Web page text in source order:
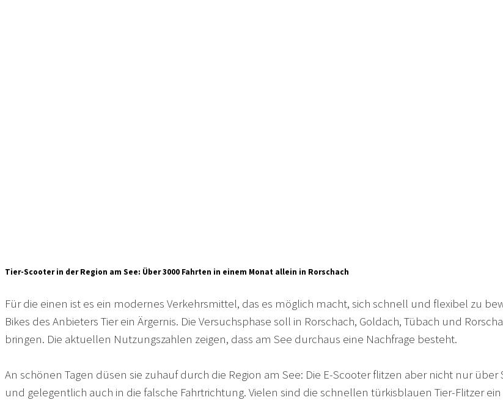
Tier-Scooter in der Region am See: Über 3000 Fahrten in einem Monat allein in Rorschach
Für die einen ist es ein modernes Verkehrsmittel, das es möglich macht, sich schnell und flexibel zu
Bikes des Anbieters Tier ein Ärgernis. Die Versuchsphase soll in Rorschach, Goldach, Tübach und
bringen. Die aktuellen Nutzungszahlen zeigen, dass am See durchaus eine Nachfrage besteht.
An schönen Tagen düsen sie zuhauf durch die Region am See: Die E-Scooter flitzen aber nicht nur
und gelegentlich auch in die falsche Fahrtrichtung. Vielen sind die schnellen türkisblauen Tier-Flitzer